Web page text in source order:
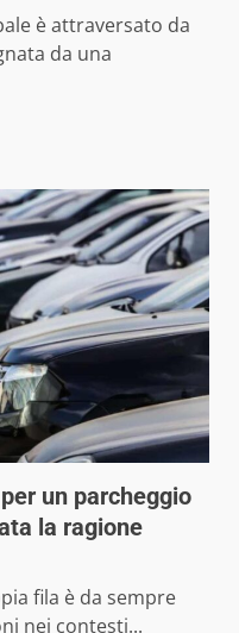
è attraversato da
da una
un parcheggio
la ragione
fila è da sempre
nei contesti...